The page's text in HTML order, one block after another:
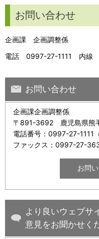
お問い合わせ
企画課 企画調整係
電話 0997-27-1111 内線
お問い合わせ
企画課企画調整係
〒891-3692 鹿児島県熊
電話番号：0997-27-1111
ファックス：0997-27-
より良いウェブサ
意見をお聞かせく